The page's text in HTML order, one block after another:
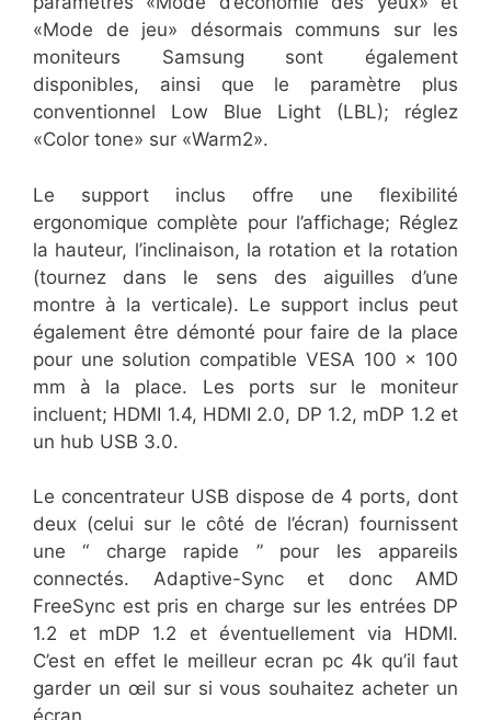
«Mode de jeu» désormais communs sur les
moniteurs Samsung sont également
disponibles, ainsi que le paramètre plus
conventionnel Low Blue Light (LBL); réglez
«Color tone» sur «Warm2».
Le support inclus offre une flexibilité
ergonomique complète pour l’affichage; Réglez
la hauteur, l’inclinaison, la rotation et la rotation
(tournez dans le sens des aiguilles d’une
montre à la verticale). Le support inclus peut
également être démonté pour faire de la place
pour une solution compatible VESA 100 x 100
mm à la place. Les ports sur le moniteur
incluent; HDMI 1.4, HDMI 2.0, DP 1.2, mDP 1.2 et
un hub USB 3.0.
Le concentrateur USB dispose de 4 ports, dont
deux (celui sur le côté de l’écran) fournissent
une “ charge rapide ” pour les appareils
connectés. Adaptive-Sync et donc AMD
FreeSync est pris en charge sur les entrées DP
1.2 et mDP 1.2 et éventuellement via HDMI.
C’est en effet le meilleur ecran pc 4k qu’il faut
garder un œil sur si vous souhaitez acheter un